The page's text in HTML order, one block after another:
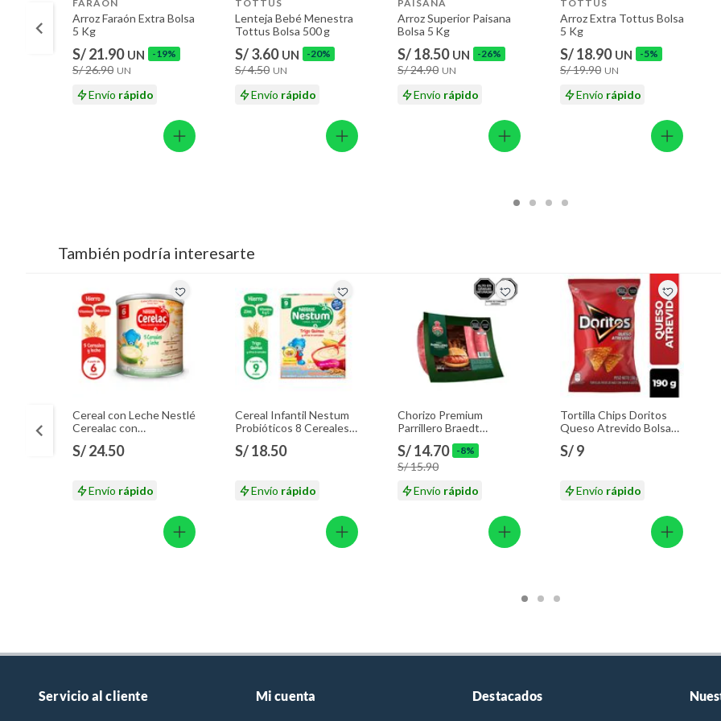
FARAON
Arroz Faraón Extra Bolsa
5 Kg
S/ 21.90 UN -19%
S/ 26.90 UN
Envío rápido
TOTTUS
Lenteja Bebé Menestra
Tottus Bolsa 500 g
S/ 3.60 UN -20%
S/ 4.50 UN
Envío rápido
PAISANA
Arroz Superior Paisana
Bolsa 5 Kg
S/ 18.50 UN -26%
S/ 24.90 UN
Envío rápido
TOTTUS
Arroz Extra Tottus Bolsa
5 Kg
S/ 18.90 UN -5%
S/ 19.90 UN
Envío rápido
También podría interesarte
Cereal con Leche Nestlé
Cerealac con
S/ 24.50
Envío rápido
Cereal Infantil Nestum
Probióticos 8 Cereales
S/ 18.50
Envío rápido
Chorizo Premium
Parrillero Braedt
Empaque 500 g
S/ 14.70 -8%
S/ 15.90
Envío rápido
Tortilla Chips Doritos
Queso Atrevido Bolsa
S/ 9
Envío rápido
Servicio al cliente Mi cuenta Destacados